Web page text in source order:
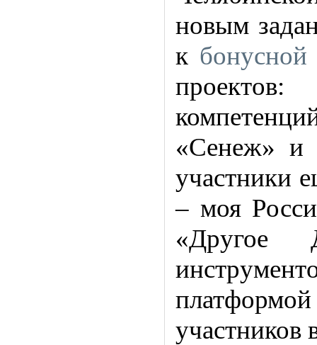
новым
к
«Сенеж» и
участники
– моя
«Другое
участников